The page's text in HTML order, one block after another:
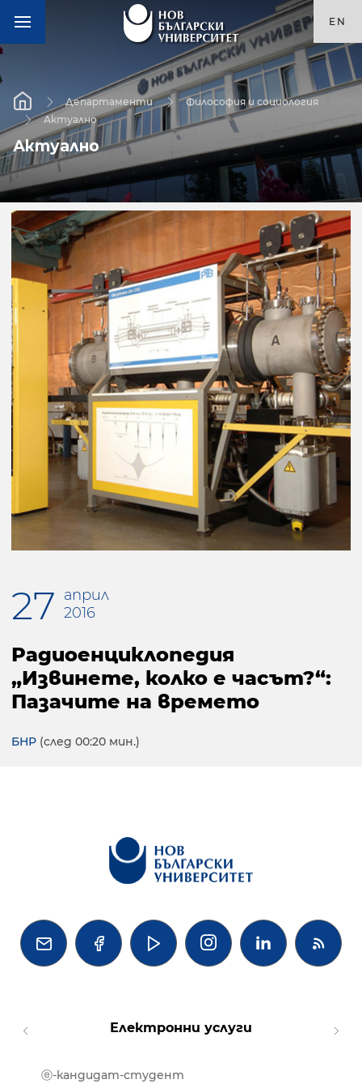
EN
Департаменти
Философия и социология
Актуално
Актуално
27 април
2016
Радиоенциклопедия
„Извинете, колко е часът?“:
Пазачите на времето
БНР (след 00:20 мин.)
   
Електронни услуги
ⓔ-кандидат-студент